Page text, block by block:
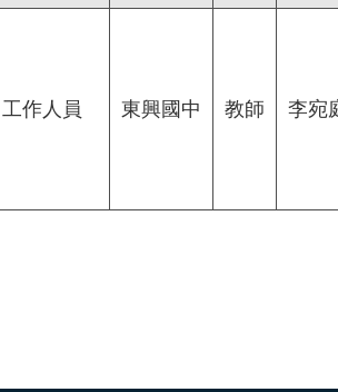
工作人員 東興國中 教師 李宛